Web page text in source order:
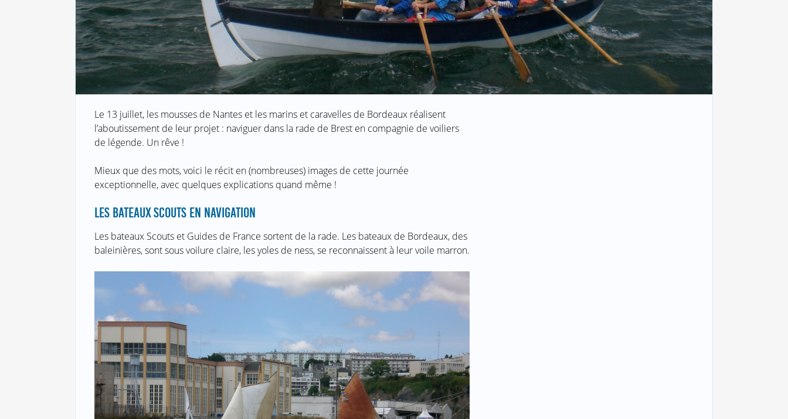
Le 13 juillet, les mousses de Nantes et les marins et caravelles de Bordeaux réalisent
l’aboutissement de leur projet : naviguer dans la rade de Brest en compagnie de voiliers
de légende. Un rêve !
Mieux que des mots, voici le récit en (nombreuses) images de cette journée
exceptionnelle, avec quelques explications quand même !
LES BATEAUX SCOUTS EN NAVIGATION
Les bateaux Scouts et Guides de France sortent de la rade. Les bateaux de Bordeaux, des
baleinières, sont sous voilure claire, les yoles de ness, se reconnaissent à leur voile marron.